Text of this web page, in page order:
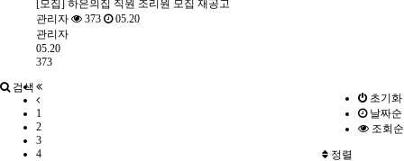
[모집] 하은의집 직원 조리원 모집 재공고
관리자
373
05.20
관리자
05.20
373
초기화
날짜순
조회순
정렬
검색
1
2
3
4